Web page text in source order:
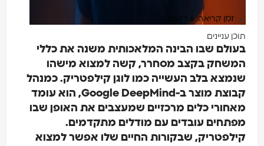
זמן קריאה: 6 דקות
תוכן עניינים
בעולם שבו הבינה המלאכותית משנה את כללי
המשחק בקצב מסחרר, קשה למצוא מישהו
שנמצא בלב העשייה כמו לוגן קילפטריק. כמנהל
קבוצת מוצר ב-Google DeepMind, הוא עומד
מאחורי כלים מרכזיים שמעצבים את האופן שבו
מפתחים עובדים עם מודלים מתקדמים.
קילפטריק, שבקורות החיים שלו אפשר למצוא